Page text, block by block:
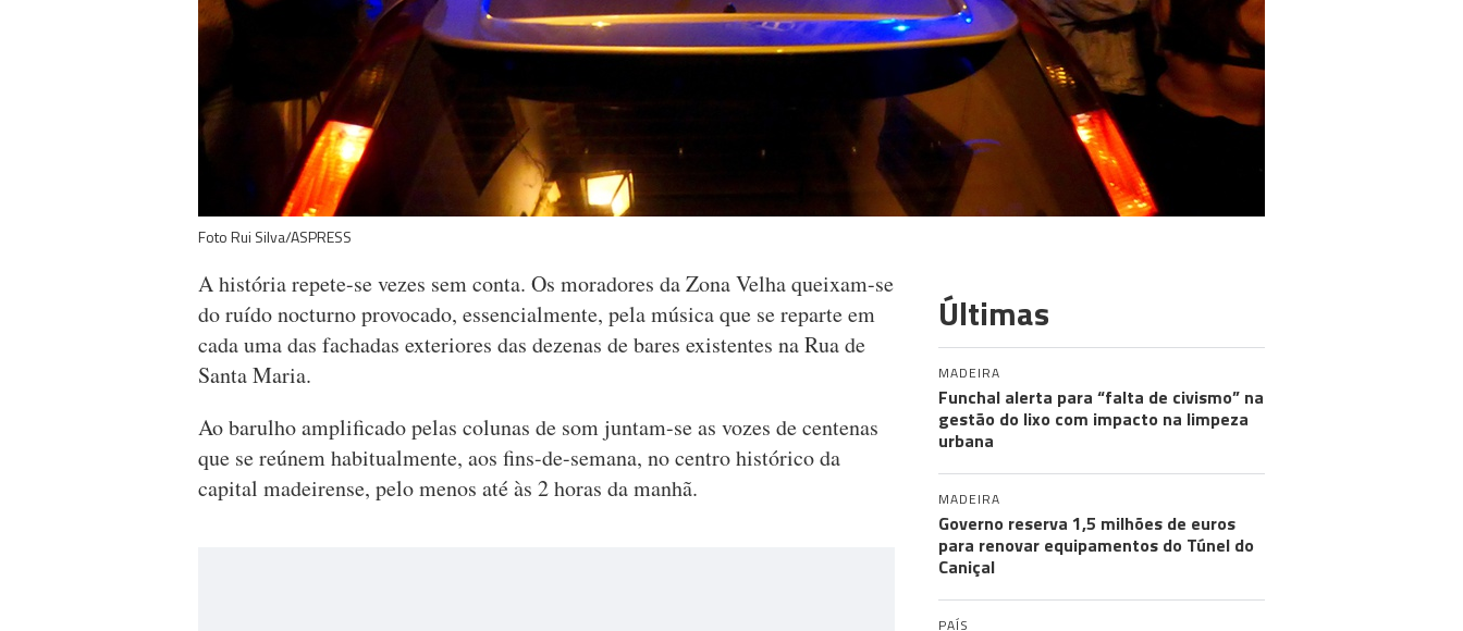
Foto Rui Silva/ASPRESS
A história repete-se vezes sem conta. Os moradores da Zona Velha queixam-se
do ruído nocturno provocado, essencialmente, pela música que se reparte em
cada uma das fachadas exteriores das dezenas de bares existentes na Rua de
Santa Maria.
Ao barulho amplificado pelas colunas de som juntam-se as vozes de centenas
que se reúnem habitualmente, aos fins-de-semana, no centro histórico da
capital madeirense, pelo menos até às 2 horas da manhã.
Últimas
MADEIRA
Funchal alerta para “falta de civismo” na
gestão do lixo com impacto na limpeza
urbana
MADEIRA
Governo reserva 1,5 milhões de euros
para renovar equipamentos do Túnel do
Caniçal
PAÍS